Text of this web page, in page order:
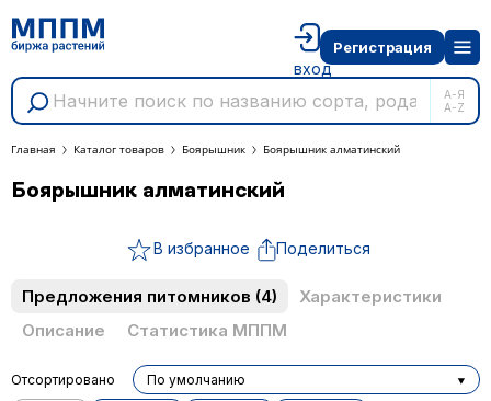
А-Я
A-Z
вход
Регистрация
Главная Каталог товаров Боярышник Боярышник алматинский
Боярышник алматинский
В избранное Поделиться
Предложения питомников (4)
Характеристики
Описание
Статистика МППМ
Отсортировано По умолчанию